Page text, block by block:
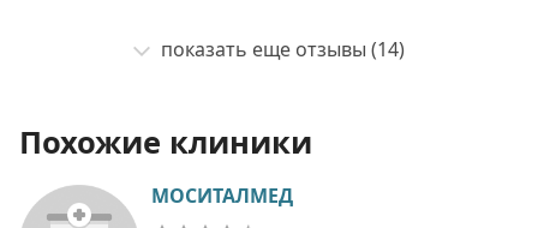
показать еще отзывы (14)
Похожие клиники
МОСИТАЛМЕД